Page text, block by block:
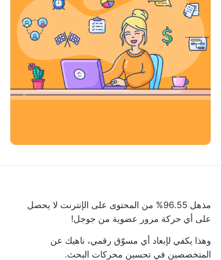
مذهل 96.55% من المحتوى على الإنترنت
لا يحصل
على أي حركة مرور عضوية من جوجل!
وهذا يكفي لإبعاد أي مسوّق رقمي، ناهيك عن
المتخصصين في تحسين محركات البحث.